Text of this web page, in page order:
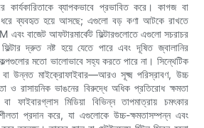
কার্যকারিতাকে ব্যাপকভাবে প্রভাবিত করে। কাগজ বা
ধরে ব্যবহৃত হয়ে আসছে; এগুলো বড় কণা আটকে রাখতে
এবং বাজেট আফটারমার্কেট ফিল্টারগুলোতে এগুলো সচরাচর
দ্রুত নষ্ট হয়ে যেতে পারে এবং দূষিত জ্বালানির
মতো ভালোভাবে সহ্য করতে পারে না। সিন্থেটিক
বা উন্নত মাইক্রোফাইবার—আরও সূক্ষ্ম পরিস্রাবণ, উচ্চ
ও রাসায়নিক ভাঙনের বিরুদ্ধে অধিক প্রতিরোধ ক্ষমতা
ফাইবারগ্লাস মিডিয়া বিভিন্ন তাপমাত্রায় চমৎকার
প্রদান করে, যা এগুলোকে উচ্চ-ক্ষমতাসম্পন্ন এবং